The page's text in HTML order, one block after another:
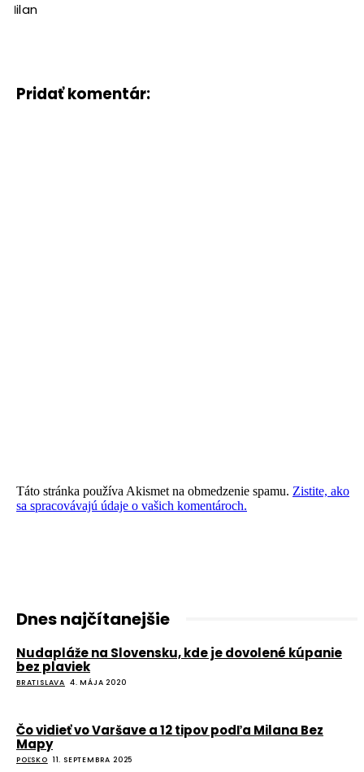
Milan
Pridať komentár:
Táto stránka používa Akismet na obmedzenie spamu. Zistite, ako
sa spracovávajú údaje o vašich komentároch.
Dnes najčítanejšie
Nudapláže na Slovensku, kde je dovolené kúpanie
bez plaviek
BRATISLAVA 4. MÁJA 2020
Čo vidieť vo Varšave a 12 tipov podľa Milana Bez
Mapy
POĽSKO 11. SEPTEMBRA 2025